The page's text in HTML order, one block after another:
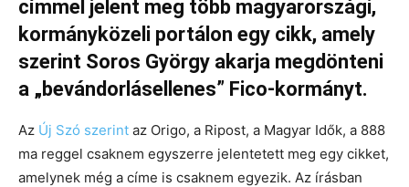
címmel jelent meg több magyarországi,
kormányközeli portálon egy cikk, amely
szerint Soros György akarja megdönteni
a „bevándorlásellenes” Fico-kormányt.
Az Új Szó szerint az Origo, a Ripost, a Magyar Idők, a 888
ma reggel csaknem egyszerre jelentetett meg egy cikket,
amelynek még a címe is csaknem egyezik. Az írásban